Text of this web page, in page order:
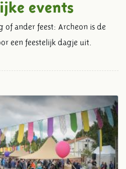
events
of ander feest: Archeon is de
een feestelijk dagje uit.